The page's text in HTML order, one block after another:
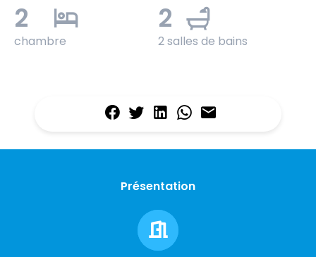
2
chambre
2
2 salles de bains
Présentation